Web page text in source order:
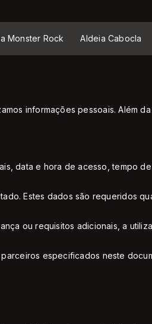
Monster Rock Aldeia Cabocla
informações pessoais. Além
data e hora de acesso, tempo
Estes dados são requeridos
ou requisitos adicionais, a
especificados neste